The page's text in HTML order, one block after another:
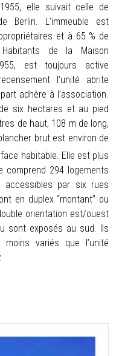
elle suivait celle de
Berlin. L’immeuble est
et à 65 % de
Habitants de la Maison
est toujours active
l’unité abrite
adhère à l’association.
six hectares et au pied
de haut, 108 m de long,
brut est environ de
habitable. Elle est plus
comprend 294 logements
par six rues
en duplex “montant” ou
orientation est/ouest
sont exposés au sud. Ils
variés que l’unité